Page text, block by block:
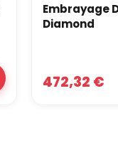
Embrayage
Diamond
472,32 €